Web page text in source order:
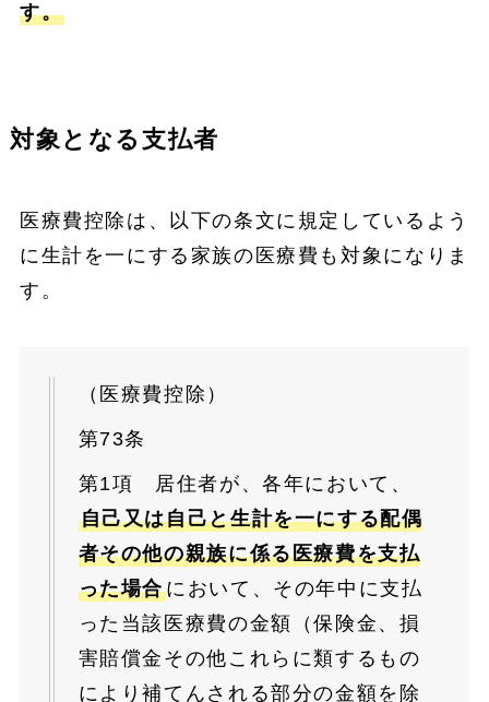
す。
対象となる支払者
医療費控除は、以下の条文に規定しているよう
に生計を一にする家族の医療費も対象になりま
す。
（医療費控除）
第73条
第1項 居住者が、各年において、
自己又は自己と生計を一にする配偶
者その他の親族に係る医療費を支払
った場合において、その年中に支払
った当該医療費の金額（保険金、損
害賠償金その他これらに類するもの
により補てんされる部分の金額を除